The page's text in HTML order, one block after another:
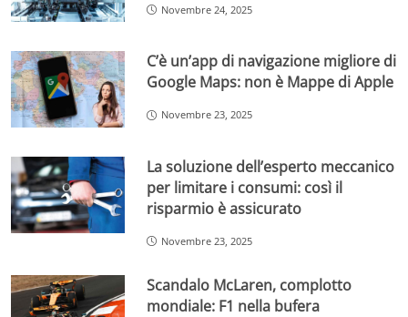
Novembre 24, 2025
C’è un’app di navigazione migliore di
Google Maps: non è Mappe di Apple
Novembre 23, 2025
La soluzione dell’esperto meccanico
per limitare i consumi: così il
risparmio è assicurato
Novembre 23, 2025
Scandalo McLaren, complotto
mondiale: F1 nella bufera